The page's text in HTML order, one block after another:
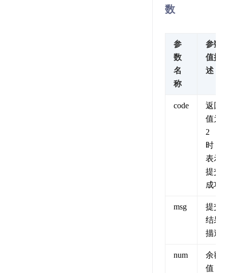
数
参
数
名
称
参数
值描
述
code
返回
值为
2
时，
表示
提交
成功
msg
提交
结果
描述
num
余额
值